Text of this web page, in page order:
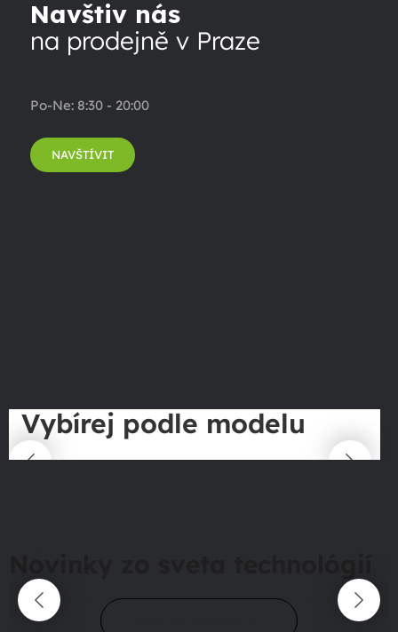
Navštiv nás
na prodejně v Praze
Po-Ne: 8:30 - 20:00
NAVŠTÍVIT
Vybírej podle modelu